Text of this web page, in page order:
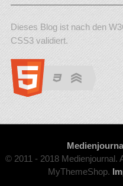
Dieses Blog ist nach den
CSS3 validiert.
© 2011 - 2018 Medienjournal.
MyThemeShop.